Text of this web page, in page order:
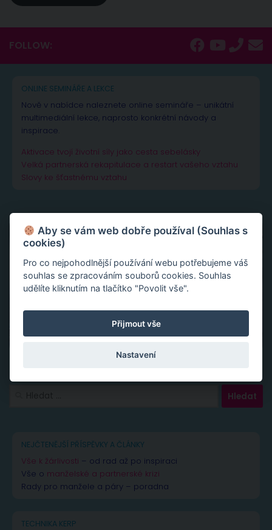
FOLLOW:
ONLINE SEMINÁŘE A LEKCE
Nově v nabídce naleznete online semináře – unikátní
multimediální lekce, naprosto konkrétní návody a
inspirace.
Aktivace tvojí životní síly jako cesta sebelásky
Velká partnerská rekapitulace a restart vašeho vztahu
Slovy ke šťastnému vztahu
NEJČTENĚJŠÍ PŘÍSPĚVKY A ČLÁNKY
Vše k žárlivosti – od rad až po inspiraci
Vše o manželské a partnerské krizi
Rady pro manžele a páry – poradna
TECHNIKA KERP
Aby se vám web dobře používal (Souhlas s
cookies)
Pro co nejpohodlnější používání webu potřebujeme váš
souhlas se zpracováním souborů cookies. Souhlas
udělíte kliknutím na tlačítko "Povolit vše".
Přijmout vše
Nastavení